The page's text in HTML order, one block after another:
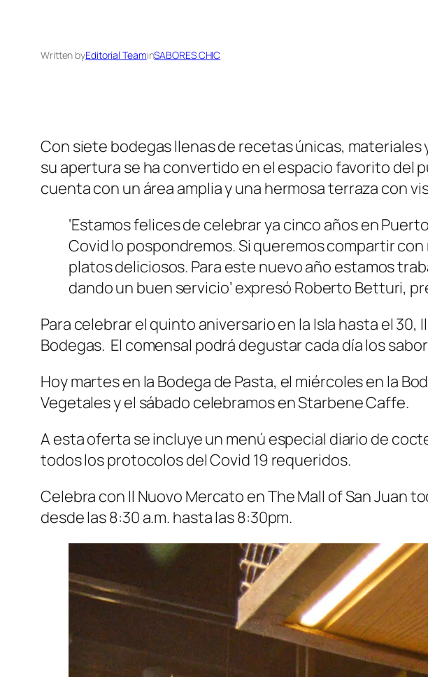
Written byEditorial TeaminSABORES CHIC
Con siete bodegas llenas de recetas únicas,
su apertura se ha convertido en el espacio favorito del
cuenta con un área amplia y una hermosa terraza con
‘Estamos felices de celebrar ya cinco años en
Covid lo pospondremos. Si queremos compartir
platos deliciosos. Para este nuevo año estamos
dando un buen servicio’ expresó Roberto Betturi,
Para celebrar el quinto aniversario en la Isla hasta el
Bodegas. El comensal podrá degustar cada día los
Hoy martes en la Bodega de Pasta, el miércoles en la
Vegetales y el sábado celebramos en Starbene Caffe.
A esta oferta se incluye un menú especial diario de
todos los protocolos del Covid 19 requeridos.
Celebra con Il Nuovo Mercato en The Mall of San Juan
desde las 8:30 a.m. hasta las 8:30pm.